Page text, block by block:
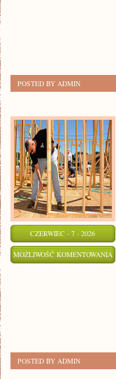
POSTED BY ADMIN
CZERWIEC - 7 - 2026
MOŻLIWOŚĆ KOMENTOWANIA
POSTED BY ADMIN